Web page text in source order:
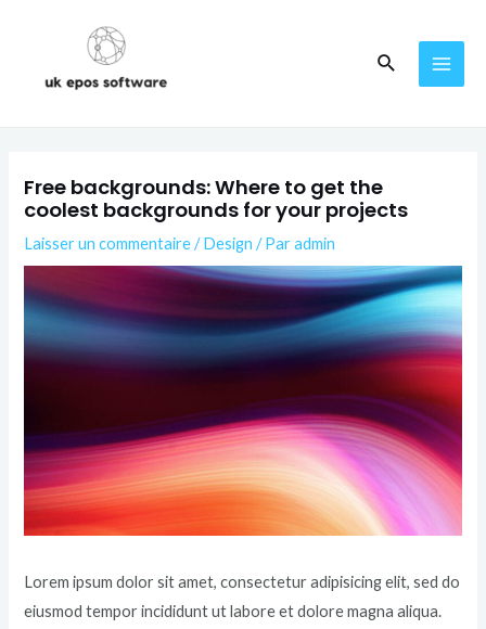
Free backgrounds: Where to get the
coolest backgrounds for your projects
Laisser un commentaire /Design / Paradmin
Lorem ipsum dolor sit amet, consectetur adipisicing elit, sed do
eiusmod tempor incididunt ut labore et dolore magna aliqua.